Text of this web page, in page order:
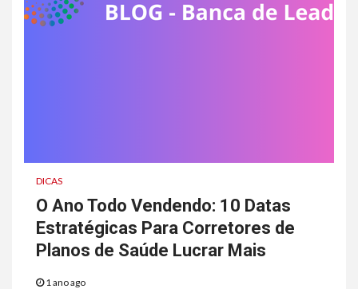
DICAS
O Ano Todo Vendendo: 10 Datas
Estratégicas Para Corretores de
Planos de Saúde Lucrar Mais
1 ano ago